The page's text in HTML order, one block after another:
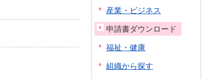
産業・ビジネス
申請書ダウンロード
福祉・健康
組織から探す